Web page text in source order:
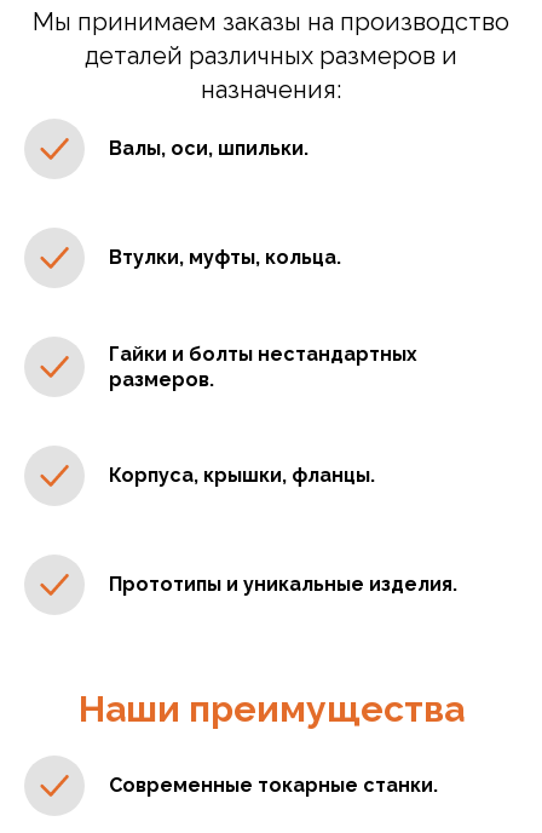
Мы принимаем заказы на производство
деталей различных размеров и
назначения:
Валы, оси, шпильки.
Втулки, муфты, кольца.
Гайки и болты нестандартных
размеров.
Корпуса, крышки, фланцы.
Прототипы и уникальные изделия.
Наши преимущества
Современные токарные станки.